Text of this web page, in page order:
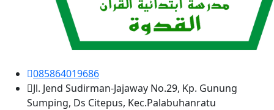
085864019686
Jl. Jend Sudirman-Jajaway No.29, Kp. Gunung
Sumping, Ds Citepus, Kec.Palabuhanratu